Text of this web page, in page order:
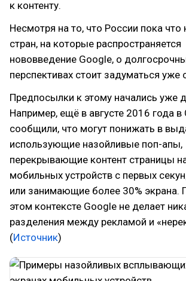
к контенту.
Несмотря на то, что России пока что
стран, на которые распространяется
нововведение Google, о
перспективах стоит задуматься уже
Предпосылки к этому начались уже
Например, ещё в августе 2016 года в
сообщили, что могут понижать в
использующие назойливые поп-апы,
перекрывающие контент страницы
мобильных устройств с первых
или занимающие более 30% экрана.
этом контексте Google не делает
разделения между рекламой и
(Источник)